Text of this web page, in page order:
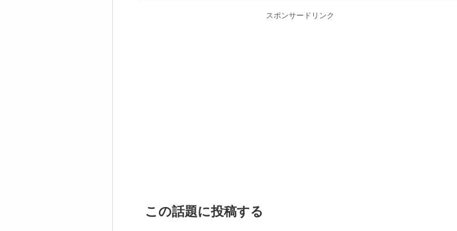
スポンサードリンク
この話題に投稿する